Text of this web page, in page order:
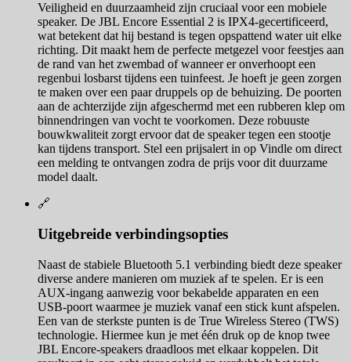
Veiligheid en duurzaamheid zijn cruciaal voor een mobiele
speaker. De JBL Encore Essential 2 is IPX4-gecertificeerd,
wat betekent dat hij bestand is tegen opspattend water uit elke
richting. Dit maakt hem de perfecte metgezel voor feestjes aan
de rand van het zwembad of wanneer er onverhoopt een
regenbui losbarst tijdens een tuinfeest. Je hoeft je geen zorgen
te maken over een paar druppels op de behuizing. De poorten
aan de achterzijde zijn afgeschermd met een rubberen klep om
binnendringen van vocht te voorkomen. Deze robuuste
bouwkwaliteit zorgt ervoor dat de speaker tegen een stootje
kan tijdens transport. Stel een prijsalert in op Vindle om direct
een melding te ontvangen zodra de prijs voor dit duurzame
model daalt.
🔗
Uitgebreide verbindingsopties
Naast de stabiele Bluetooth 5.1 verbinding biedt deze speaker
diverse andere manieren om muziek af te spelen. Er is een
AUX-ingang aanwezig voor bekabelde apparaten en een
USB-poort waarmee je muziek vanaf een stick kunt afspelen.
Een van de sterkste punten is de True Wireless Stereo (TWS)
technologie. Hiermee kun je met één druk op de knop twee
JBL Encore-speakers draadloos met elkaar koppelen. Dit